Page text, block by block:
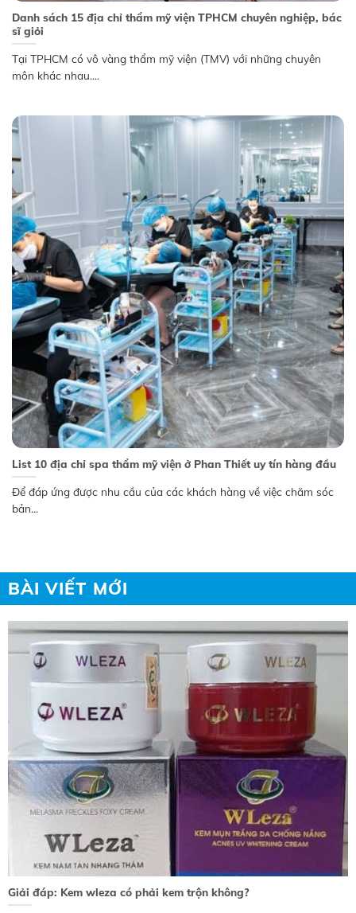
Danh sách 15 địa chỉ thẩm mỹ viện TPHCM chuyên nghiệp, bác
sĩ giỏi
Tại TPHCM có vô vàng thẩm mỹ viện (TMV) với những chuyên
môn khác nhau....
List 10 địa chỉ spa thẩm mỹ viện ở Phan Thiết uy tín hàng đầu
Để đáp ứng được nhu cầu của các khách hàng về việc chăm sóc
bản...
BÀI VIẾT MỚI
Giải đáp: Kem wleza có phải kem trộn không?